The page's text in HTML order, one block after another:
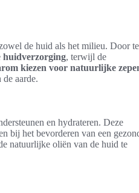
de huid als het milieu. Door te
huidverzorging, terwijl de
kiezen voor natuurlijke
aarde.
en hydrateren. Deze
bij het bevorderen van een
natuurlijke oliën van de huid te